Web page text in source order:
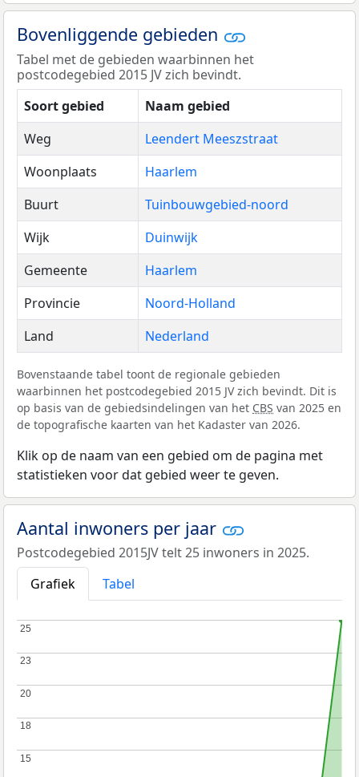
Bovenliggende gebieden
Tabel met de gebieden waarbinnen het
postcodegebied 2015 JV zich bevindt.
Soort gebied
Naam gebied
Weg
Leendert Meeszstraat
Woonplaats
Haarlem
Buurt
Tuinbouwgebied-noord
Wijk
Duinwijk
Gemeente
Haarlem
Provincie
Noord-Holland
Land
Nederland
Bovenstaande tabel toont de regionale gebieden
waarbinnen het postcodegebied 2015 JV zich bevindt. Dit is
op basis van de gebiedsindelingen van het CBS van 2025 en
de topografische kaarten van het Kadaster van 2026.
Klik op de naam van een gebied om de pagina met
statistieken voor dat gebied weer te geven.
Aantal inwoners per jaar
Postcodegebied 2015JV telt 25 inwoners in 2025.
Grafiek
Tabel
15
15
18
18
20
20
23
23
25
25